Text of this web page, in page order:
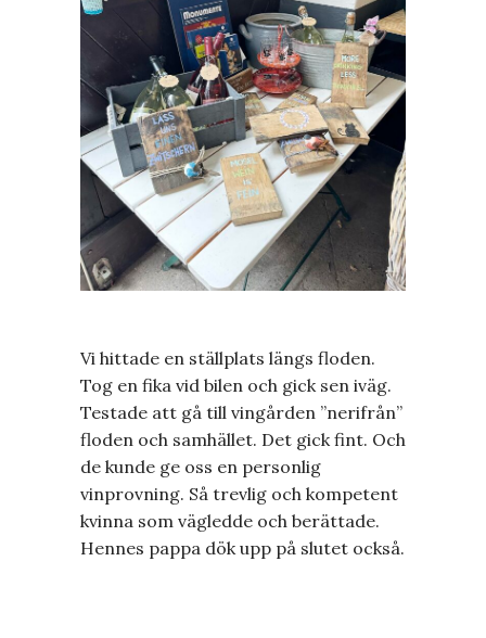
Vi hittade en ställplats längs floden.
Tog en fika vid bilen och gick sen iväg.
Testade att gå till vingården ”nerifrån”
floden och samhället. Det gick fint. Och
de kunde ge oss en personlig
vinprovning. Så trevlig och kompetent
kvinna som vägledde och berättade.
Hennes pappa dök upp på slutet också.